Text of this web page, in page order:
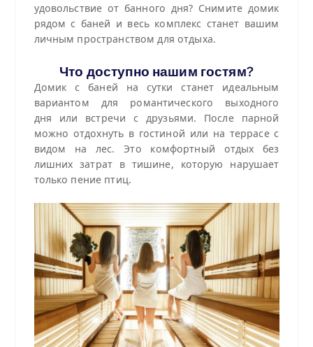
удовольствие от банного дня? Снимите домик
рядом с баней и весь комплекс станет вашим
личным пространством для отдыха.
Что доступно нашим гостям?
Домик с баней на сутки станет идеальным
вариантом для романтического выходного
дня или встречи с друзьями. После парной
можно отдохнуть в гостиной или на террасе с
видом на лес. Это комфортный отдых без
лишних затрат в тишине, которую нарушает
только пение птиц.